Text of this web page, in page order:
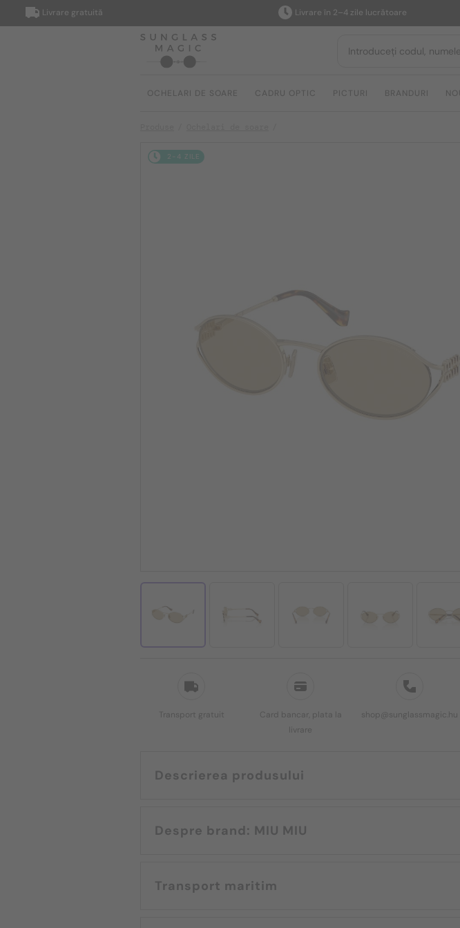
Livrare gratuită Livrare în 2–4 zile lucrătoare
OCHELARI DE SOARE CADRU OPTIC PICTURI BRANDURI
2-4 ZILE
Transport gratuit
Card bancar, plata la
livrare
shop@sunglassmagic.hu
Descrierea produsului
Despre brand: MIU MIU
Transport maritim